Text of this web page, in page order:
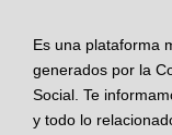
Es una plataforma
generados por la
Social. Te
y todo lo